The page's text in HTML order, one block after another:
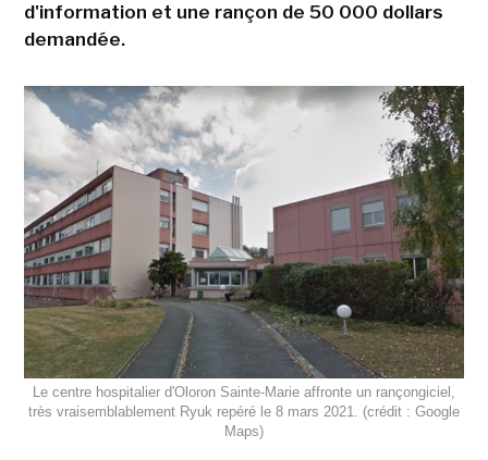
d'information et une rançon de 50 000 dollars
demandée.
Le centre hospitalier d'Oloron Sainte-Marie affronte un rançongiciel,
très vraisemblablement Ryuk repéré le 8 mars 2021. (crédit : Google
Maps)